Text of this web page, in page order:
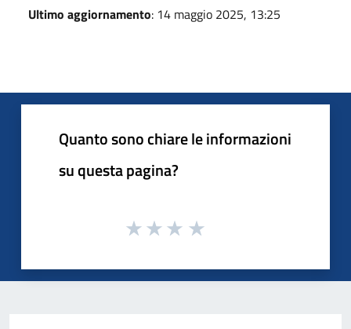
Ultimo aggiornamento: 14 maggio 2025, 13:25
Quanto sono chiare le informazioni
su questa pagina?